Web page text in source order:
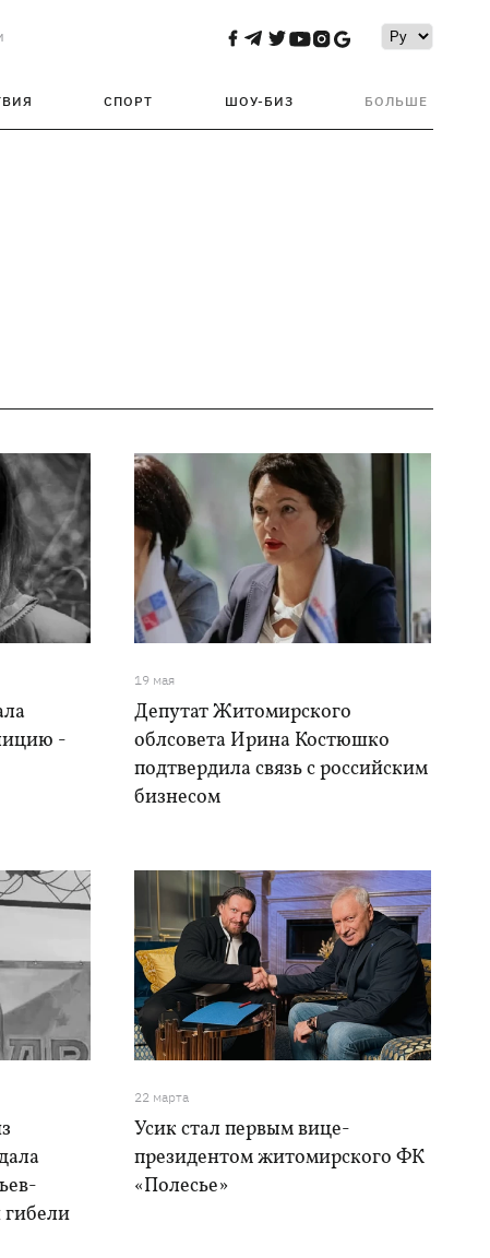
СПОРТ ШОУ-БИЗ БОЛЬШЕ
-
19 мая
Депутат Житомирского
облсовета Ирина Костюшко
подтвердила связь с российским
бизнесом
22 марта
Усик стал первым вице-
президентом житомирского ФК
«Полесье»